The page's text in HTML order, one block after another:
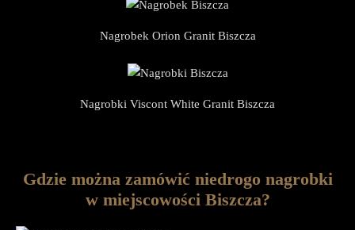
Nagrobek Orion Granit Biszcza
Nagrobki Viscont White Granit Biszcza
Gdzie można zamówić niedrogo nagrobki
w miejscowości Biszcza?